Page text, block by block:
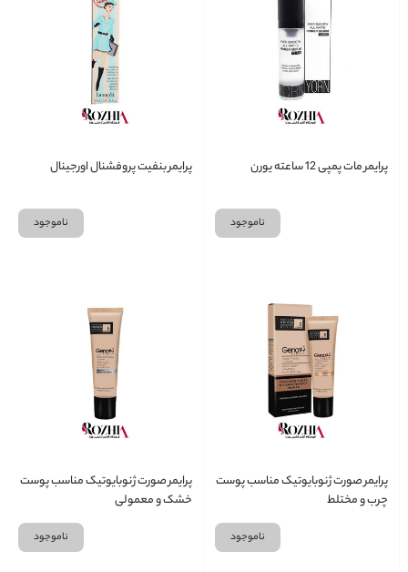
پرایمر مات پمپی 12 ساعته یورن
ناموجود
پرایمر بنفیت پروفشنال اورجینال
ناموجود
پرایمر صورت ژنوبایوتیک مناسب پوست
چرب و مختلط
ناموجود
پرایمر صورت ژنوبایوتیک مناسب پوست
خشک و معمولی
ناموجود